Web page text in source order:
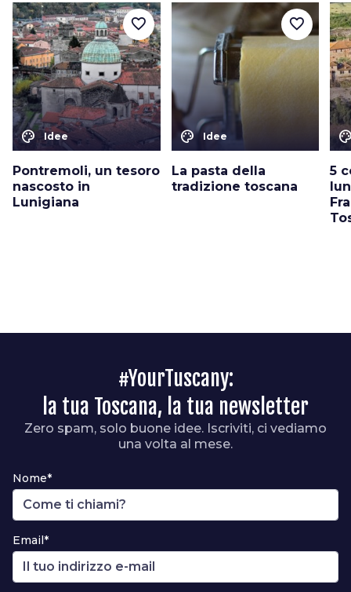
color_lens Idee
Pontremoli, un tesoro
nascosto in
Lunigiana
favorite_border
color_lens Idee
La pasta della
tradizione toscana
favorite_border
5
#YourTuscany:
la tua Toscana, la tua newsletter
Zero spam, solo buone idee. Iscriviti, ci vediamo
una volta al mese.
Nome*
Email*